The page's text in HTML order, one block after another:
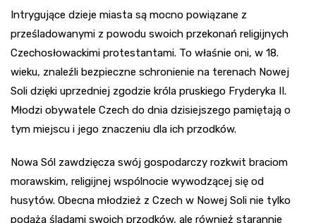
Intrygujące dzieje miasta są mocno powiązane z
prześladowanymi z powodu swoich przekonań religijnych
Czechosłowackimi protestantami. To właśnie oni, w 18.
wieku, znaleźli bezpieczne schronienie na terenach Nowej
Soli dzięki uprzedniej zgodzie króla pruskiego Fryderyka II.
Młodzi obywatele Czech do dnia dzisiejszego pamiętają o
tym miejscu i jego znaczeniu dla ich przodków.
Nowa Sól zawdzięcza swój gospodarczy rozkwit braciom
morawskim, religijnej wspólnocie wywodzącej się od
husytów. Obecna młodzież z Czech w Nowej Soli nie tylko
podąża śladami swoich przodków, ale również starannie